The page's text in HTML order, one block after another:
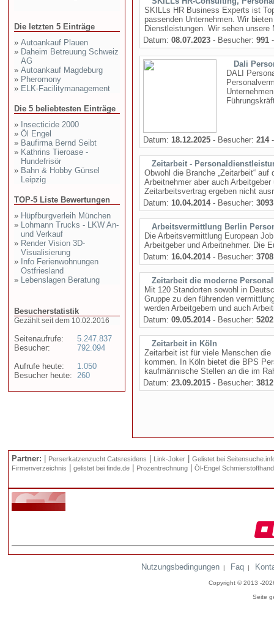
Die letzten 5 Einträge
» Autoankauf Plauen
» Daheim Betreuung Schweiz
AG
» Autoankauf Magdeburg
» Pheromony
» ELK-Facilitymanagement
Die 5 beliebtesten Einträge
» Insecticide 2000
» Öl Engel
» Baufirma Bernd Seibt
» Kathrins Tieroase -
Hundefrisör
» Bahn & Hobby Günsel
Leipzig
TOP-5 Liste Bewertungen
» Hüpfburgverleih München
» Lohmann Trucks - LKW An-
und Verkauf
» Render Vision 3D-
Visualisierung
» Info Ferienwohnungen
Ostfriesland
» Lebenslagen Beratung
Besucherstatistik
Gezählt seit dem 10.02.2016
Seitenaufrufe:
Besucher:
Aufrufe heute:
Besucher heute:
5.247.837
792.094
1.050
260
SKILLs HR Business Experts ist
passenden Unternehmen. Wir
Dienstleistungen. Wir sehen
Datum: 08.07.2023 - Besucher: 991
Dali
DALI
Datum: 18.12.2025 - Besucher: 214-
Zeitarbeit -
Obwohl die Branche „Zeitarbeit“
Arbeitnehmer aber auch
Zeitarbeitsvertrag ergeben nicht
Datum: 10.04.2014- Besucher: 3093
Arbeitsvermittlung Berlin
Die Arbeitsvermittlung European
Arbeitgeber und Arbeitnehmer. Die
Datum: 16.04.2014- Besucher: 3708
Zeitarbeit die moderne
Mit 120 Standorten sowohl in
Gruppe zu den führenden
werden Arbeitgebern und auch
Datum: 09.05.2014- Besucher: 5202
Zeitarbeit in Köln
Zeitarbeit ist für viele Menschen
kommen. In Köln bietet die BPS
kaufmännische Stellen an die im
Datum: 23.09.2015 - Besucher: 3812
Partner: Perserkatzenzucht Catsresidens Link-Joker
Gelistet bei
Firmenverzeichnis
gelistet bei finde.de Prozentrechnung Öl-Engel
Nutzungsbedingungen | Faq |
Copyright © 2013 -
Seite